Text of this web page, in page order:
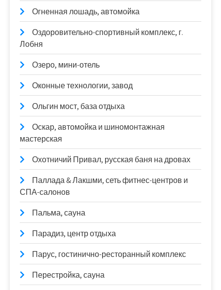
Огненная лошадь, автомойка
Оздоровительно-спортивный комплекс, г.
Лобня
Озеро, мини-отель
Оконные технологии, завод
Ольгин мост, база отдыха
Оскар, автомойка и шиномонтажная
мастерская
Охотничий Привал, русская баня на дровах
Паллада & Лакшми, сеть фитнес-центров и
СПА-салонов
Пальма, сауна
Парадиз, центр отдыха
Парус, гостинично-ресторанный комплекс
Перестройка, сауна